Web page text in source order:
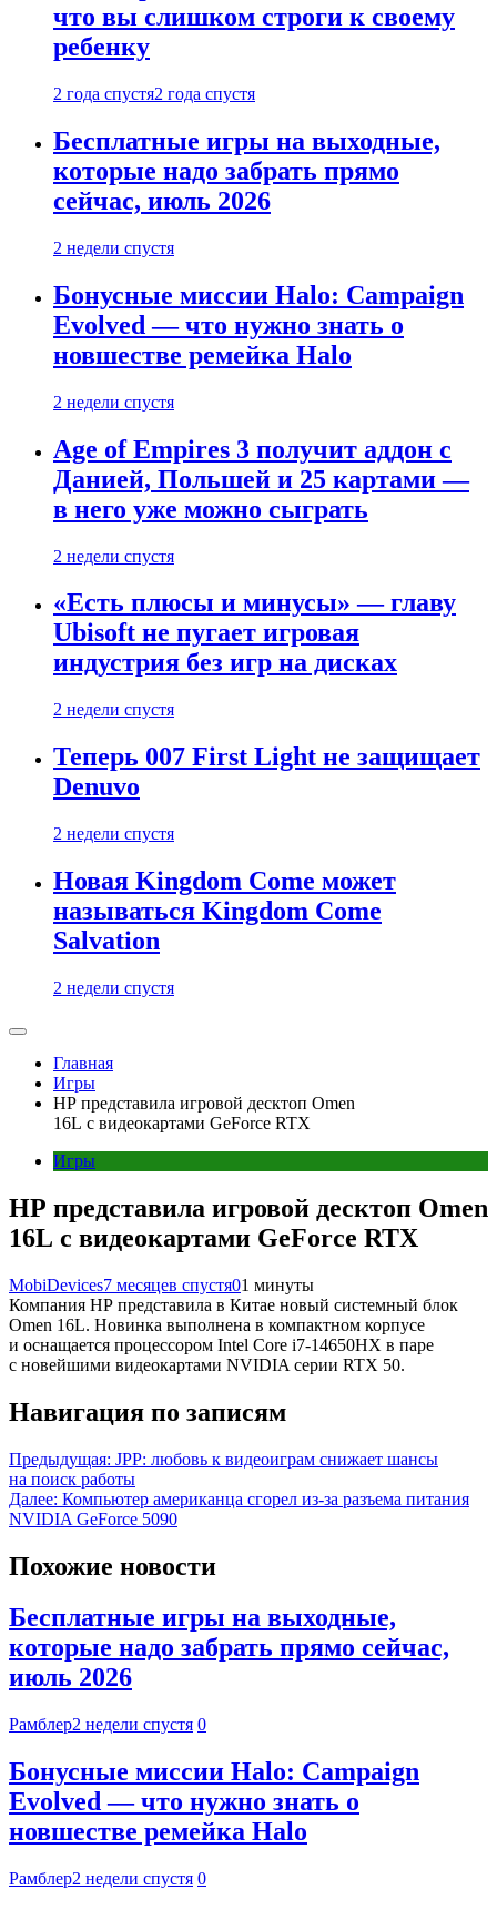
что вы слишком строги к своему
ребенку
2 года спустя2 года спустя
Бесплатные игры на выходные,
которые надо забрать прямо
сейчас, июль 2026
2 недели спустя
Бонусные миссии Halo: Campaign
Evolved — что нужно знать о
новшестве ремейка Halo
2 недели спустя
Age of Empires 3 получит аддон с
Данией, Польшей и 25 картами —
в него уже можно сыграть
2 недели спустя
«Есть плюсы и минусы» — главу
Ubisoft не пугает игровая
индустрия без игр на дисках
2 недели спустя
Теперь 007 First Light не защищает
Denuvo
2 недели спустя
Новая Kingdom Come может
называться Kingdom Come
Salvation
2 недели спустя
Главная
Игры
HP представила игровой десктоп Omen
16L с видеокартами GeForce RTX
Игры
HP представила игровой десктоп Omen
16L с видеокартами GeForce RTX
MobiDevices7 месяцев спустя01 минуты
Компания HP представила в Китае новый системный блок
Omen 16L. Новинка выполнена в компактном корпусе
и оснащается процессором Intel Core i7-14650HX в паре
с новейшими видеокартами NVIDIA серии RTX 50.
Навигация по записям
Предыдущая: JPP: любовь к видеоиграм снижает шансы
на поиск работы
Далее: Компьютер американца сгорел из-за разъема питания
NVIDIA GeForce 5090
Похожие новости
Бесплатные игры на выходные,
которые надо забрать прямо сейчас,
июль 2026
Рамблер2 недели спустя 0
Бонусные миссии Halo: Campaign
Evolved — что нужно знать о
новшестве ремейка Halo
Рамблер2 недели спустя 0